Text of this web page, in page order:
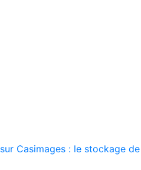
Casimages : le stockage